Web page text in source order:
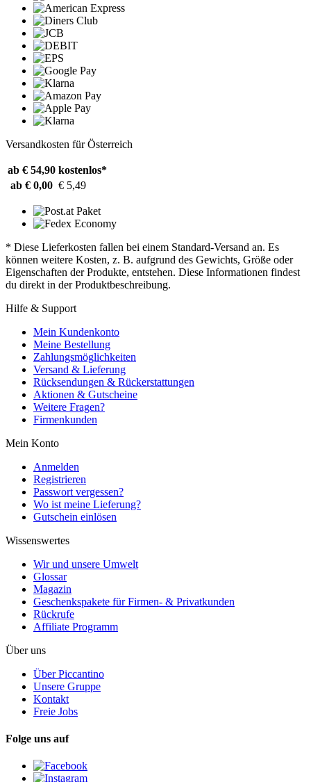
Versandkosten für Österreich
ab € 54,90 kostenlos*
ab € 0,00 € 5,49
* Diese Lieferkosten fallen bei einem Standard-Versand an. Es
können weitere Kosten, z. B. aufgrund des Gewichts, Größe oder
Eigenschaften der Produkte, entstehen. Diese Informationen findest
du direkt in der Produktbeschreibung.
Hilfe & Support
Mein Kundenkonto
Meine Bestellung
Zahlungsmöglichkeiten
Versand & Lieferung
Rücksendungen & Rückerstattungen
Aktionen & Gutscheine
Weitere Fragen?
Firmenkunden
Mein Konto
Anmelden
Registrieren
Passwort vergessen?
Wo ist meine Lieferung?
Gutschein einlösen
Wissenswertes
Wir und unsere Umwelt
Glossar
Magazin
Geschenkspakete für Firmen- & Privatkunden
Rückrufe
Affiliate Programm
Über uns
Über Piccantino
Unsere Gruppe
Kontakt
Freie Jobs
Folge uns auf